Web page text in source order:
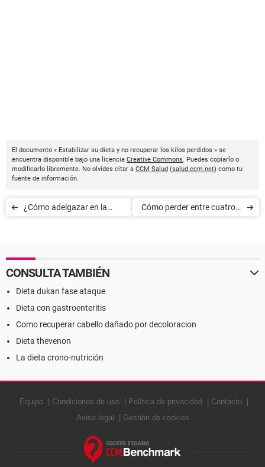
El documento « Estabilizar su dieta y no recuperar los kilos perdidos » se
encuentra disponible bajo una licencia Creative Commons. Puedes copiarlo o
modificarlo libremente. No olvides citar a CCM Salud (salud.ccm.net) como tu
fuente de información.
¿Cómo adelgazar en la
Cómo perder entre cuatro y
CONSULTA TAMBIÉN
Dieta dukan fase ataque
Dieta con gastroenteritis
Como recuperar cabello dañado por decoloracion
Dieta thevenon
La dieta crono-nutrición
Equipo Condiciones de uso Política de privacidad
Contacto
Aviso legal
Gestión de cookies